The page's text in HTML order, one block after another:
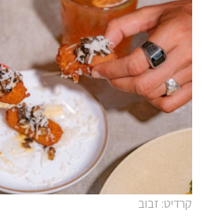
קרדיט: זבוב